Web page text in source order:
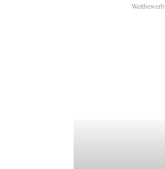
Wettbewerb.